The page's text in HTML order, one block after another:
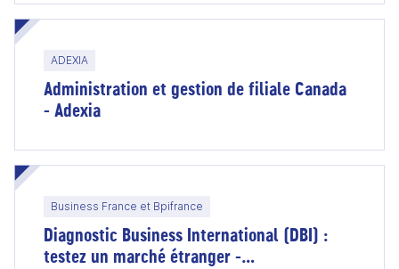
ADEXIA
Administration et gestion de filiale Canada
- Adexia
Business France et Bpifrance
Diagnostic Business International (DBI) :
testez un marché étranger -